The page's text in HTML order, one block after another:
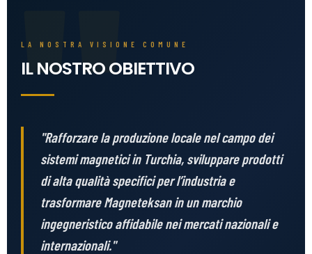
"
LA NOSTRA VISIONE COMUNE
IL NOSTRO OBIETTIVO
"Rafforzare la produzione locale nel campo dei
sistemi magnetici in Turchia, sviluppare prodotti
di alta qualità specifici per l’industria e
trasformare Magneteksan in un marchio
ingegneristico affidabile nei mercati nazionali e
internazionali."